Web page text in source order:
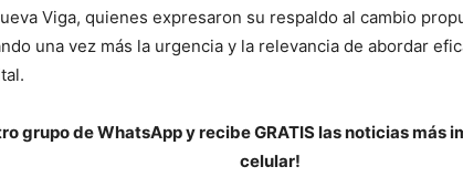
Viga, quienes expresaron su respaldo al cambio
una vez más la urgencia y la relevancia de abordar
grupo de WhatsApp y recibe GRATIS las noticias más
celular!